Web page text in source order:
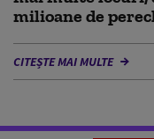
milioane de
CITEȘTE MAI MULTE